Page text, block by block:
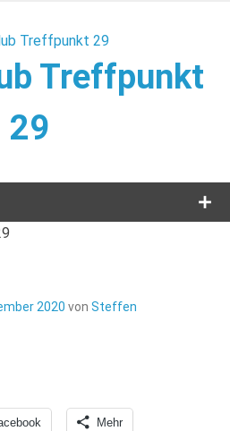
Treffpunkt
29
2020 von Steffen
Mehr